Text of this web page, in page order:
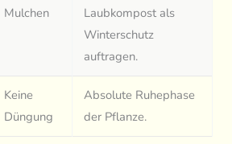
Mulchen
Laubkompost als
Winterschutz
auftragen.
Keine
Düngung
Absolute Ruhephase
der Pflanze.